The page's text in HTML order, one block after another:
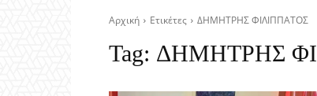
Αρχική Ετικέτες ΔΗΜΗΤΡΗΣ ΦΙΛΙΠΠΑΤΟΣ
Tag: ΔΗΜΗΤΡΗΣ